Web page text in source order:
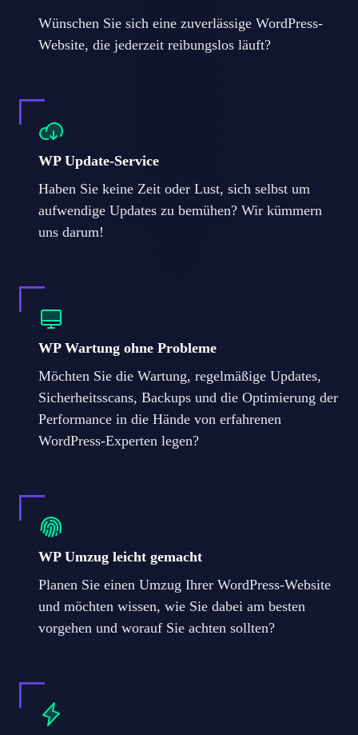
Wünschen Sie sich eine zuverlässige WordPress-
Website, die jederzeit reibungslos läuft?
WP Update-Service
Haben Sie keine Zeit oder Lust, sich selbst um
aufwendige Updates zu bemühen? Wir kümmern
uns darum!
WP Wartung ohne Probleme
Möchten Sie die Wartung, regelmäßige Updates,
Sicherheitsscans, Backups und die Optimierung der
Performance in die Hände von erfahrenen
WordPress-Experten legen?
WP Umzug leicht gemacht
Planen Sie einen Umzug Ihrer WordPress-Website
und möchten wissen, wie Sie dabei am besten
vorgehen und worauf Sie achten sollten?